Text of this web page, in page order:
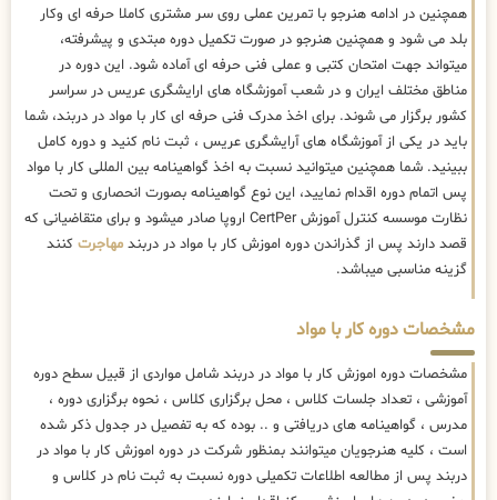
همچنین در ادامه هنرجو با تمرین عملی روی سر مشتری کاملا حرفه ای وکار
بلد می شود و همچنین هنرجو در صورت تکمیل دوره مبتدی و پیشرفته،
میتواند جهت امتحان کتبی و عملی فنی حرفه ای آماده شود. این دوره در
مناطق مختلف ایران و در شعب آموزشگاه های ارایشگری عریس در سراسر
کشور برگزار می شوند. برای اخذ مدرک فنی حرفه ای کار با مواد در دربند، شما
باید در یکی از آموزشگاه های آرایشگری عریس ، ثبت نام کنید و دوره کامل
ببینید. شما همچنین میتوانید نسبت به اخذ گواهینامه بین المللی کار با مواد
پس اتمام دوره اقدام نمایید، این نوع گواهینامه بصورت انحصاری و تحت
نظارت موسسه کنترل آموزش CertPer اروپا صادر میشود و برای متقاضیانی که
قصد دارند پس از گذراندن دوره اموزش کار با مواد در دربند مهاجرت کنند
گزینه مناسبی میباشد.
مشخصات دوره کار با مواد
مشخصات دوره اموزش کار با مواد در دربند شامل مواردی از قبیل سطح دوره
آموزشی ، تعداد جلسات کلاس ، محل برگزاری کلاس ، نحوه برگزاری دوره ،
مدرس ، گواهینامه های دریافتی و .. بوده که به تفصیل در جدول ذکر شده
است ، کلیه هنرجویان میتوانند بمنظور شرکت در دوره اموزش کار با مواد در
دربند پس از مطالعه اطلاعات تکمیلی دوره نسبت به ثبت نام در کلاس و